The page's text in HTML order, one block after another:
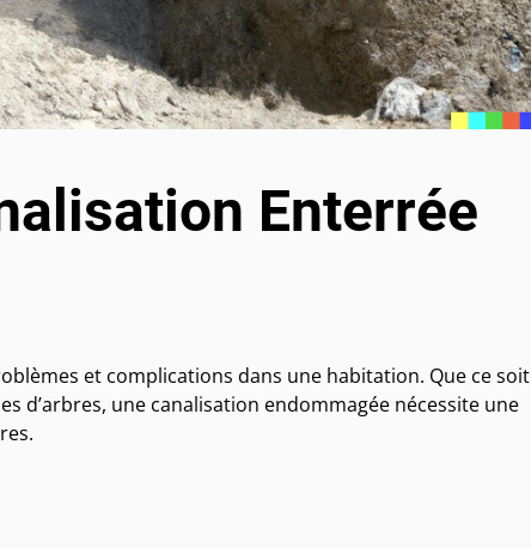
Enterrée
et complications dans une habitation. Que ce soit
d’arbres, une canalisation endommagée nécessite une